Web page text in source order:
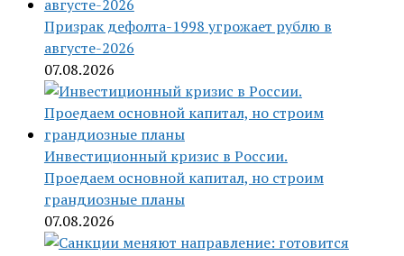
Призрак дефолта-1998 угрожает рублю в
августе-2026
07.08.2026
Инвестиционный кризис в России.
Проедаем основной капитал, но строим
грандиозные планы
07.08.2026